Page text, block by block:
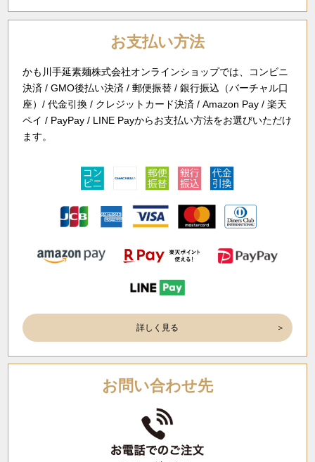
お支払い方法
かも川手延素麺株式会社オンラインショップでは、コンビニ
決済 / GMO後払い決済 / 郵便振替 / 銀行振込（バーチャル口
座）/ 代金引換 / クレジットカード決済 / Amazon Pay / 楽天
ペイ / PayPay / LINE Payからお支払い方法をお選びいただけ
ます。
詳しく見る
お問い合わせ先